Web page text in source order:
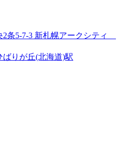
条5-7-3 新札幌アークシティ
りが丘(北海道)駅